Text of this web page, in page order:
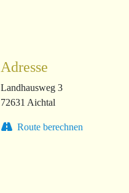
Adresse
Landhausweg 3
72631 Aichtal
Route berechnen